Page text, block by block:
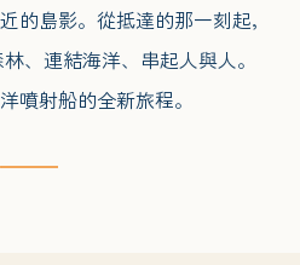
的島影。從抵達的那一刻起，
、連結海洋、串起人與人。
噴射船的全新旅程。